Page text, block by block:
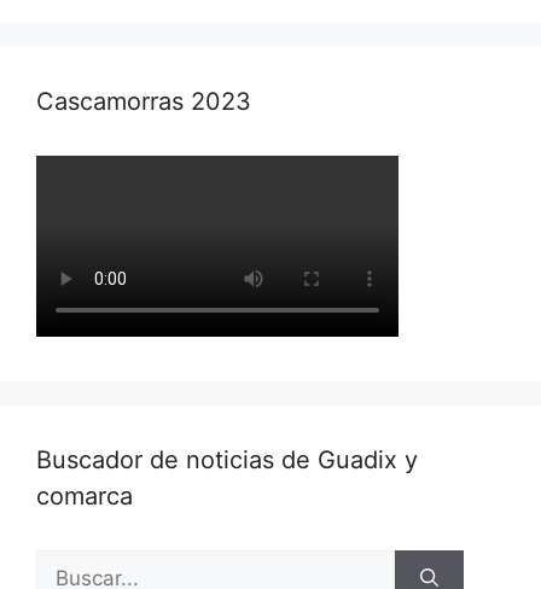
Cascamorras 2023
Buscador de noticias de Guadix y
comarca